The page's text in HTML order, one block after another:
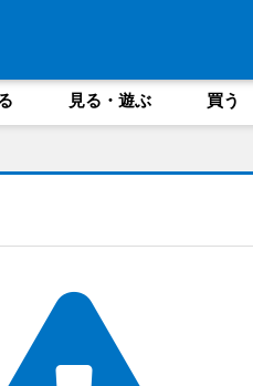
見る・遊ぶ 買う